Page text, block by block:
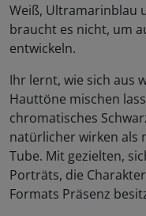
Weiß, Ultramarinblau
braucht es nicht, um
entwickeln.
Ihr lernt, wie sich aus
Hauttöne mischen
chromatisches
natürlicher wirken als
Tube. Mit gezielten,
Porträts, die
Formats Präsenz